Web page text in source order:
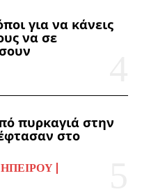
για να κάνεις
να σε
πυρκαγιά στην
στο
ΗΠΕΊΡΟΥ